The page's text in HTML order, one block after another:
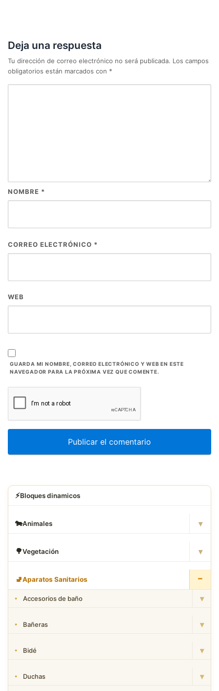
Deja una respuesta
Tu dirección de correo electrónico no será publicada. Los campos
obligatorios están marcados con *
NOMBRE *
CORREO ELECTRÓNICO *
WEB
GUARDA MI NOMBRE, CORREO ELECTRÓNICO Y WEB EN ESTE
NAVEGADOR PARA LA PRÓXIMA VEZ QUE COMENTE.
⚡Bloques dinamicos
🐄Animales ▾
🌳Vegetación ▾
🚽Aparatos Sanitarios −
Accesorios de baño ▾
Bañeras ▾
Bidé ▾
Duchas ▾